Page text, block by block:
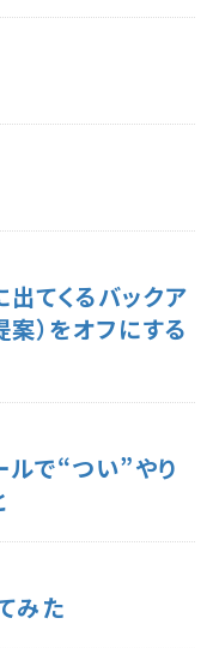
てくるバックア
）をオフにする
で“つい”やり
みた